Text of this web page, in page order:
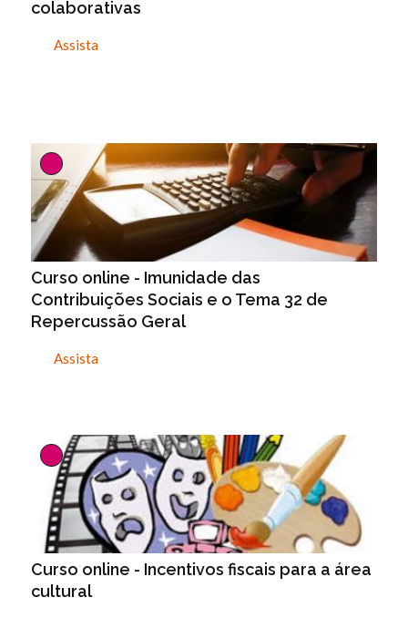
colaborativas
Assista
Curso online - Imunidade das
Contribuições Sociais e o Tema 32 de
Repercussão Geral
Assista
Curso online - Incentivos fiscais para a área
cultural